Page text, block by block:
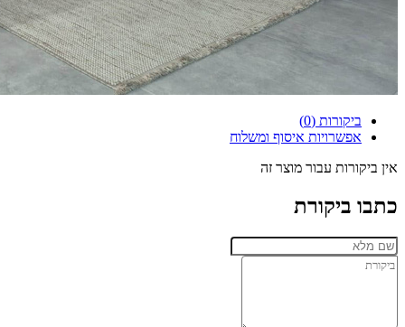
ביקורות (0)
אפשרויות איסוף ומשלוח
אין ביקורות עבור מוצר זה
כתבו ביקורת